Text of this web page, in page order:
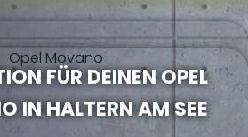
FÜR DEINEN OPEL
IN HALTERN AM SEE